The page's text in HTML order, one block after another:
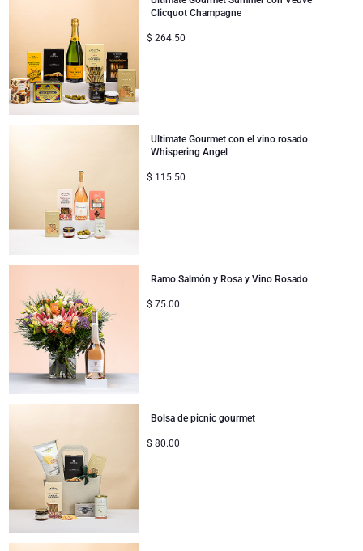
Clicquot Champagne
$ 264.50
Ultimate Gourmet con el vino rosado
Whispering Angel
$ 115.50
Ramo Salmón y Rosa y Vino Rosado
$ 75.00
Bolsa de picnic gourmet
$ 80.00